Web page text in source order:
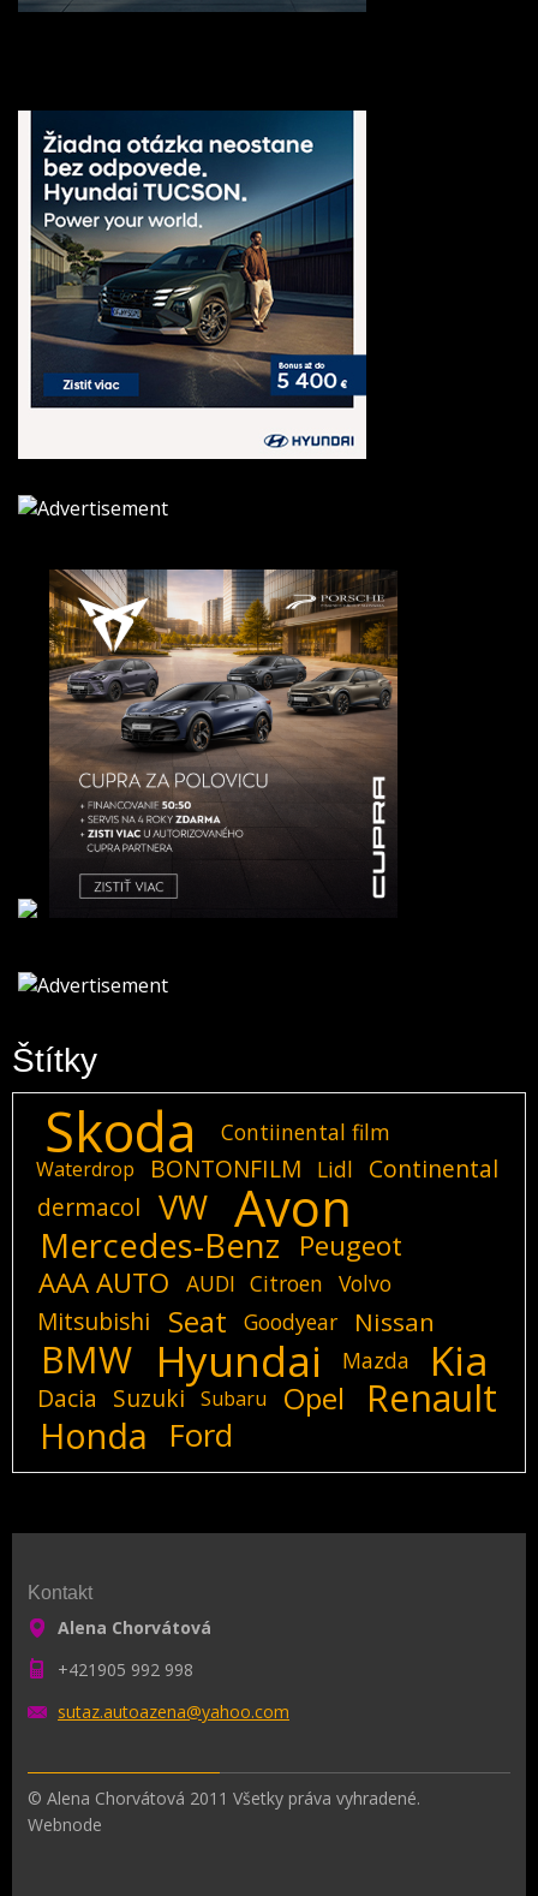
Štítky
Skoda Contiinental film
Waterdrop BONTONFILM Lidl
Continental
dermacol
VW Avon
Mercedes-Benz
Peugeot
AAA AUTO
AUDI Citroen Volvo
Mitsubishi Seat Goodyear Nissan
BMW Hyundai Mazda Kia
Dacia Suzuki Subaru Opel Renault
Honda Ford
Kontakt
Alena Chorvátová
+421905 992 998
sutaz.autoazena@yahoo.com
© Alena Chorvátová 2011 Všetky práva vyhradené.
Webnode